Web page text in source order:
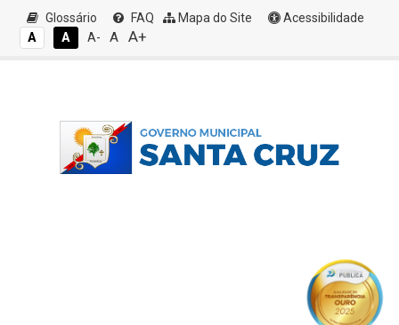
Glossário FAQ Mapa do Site
Acessibilidade
A
A A- A A+